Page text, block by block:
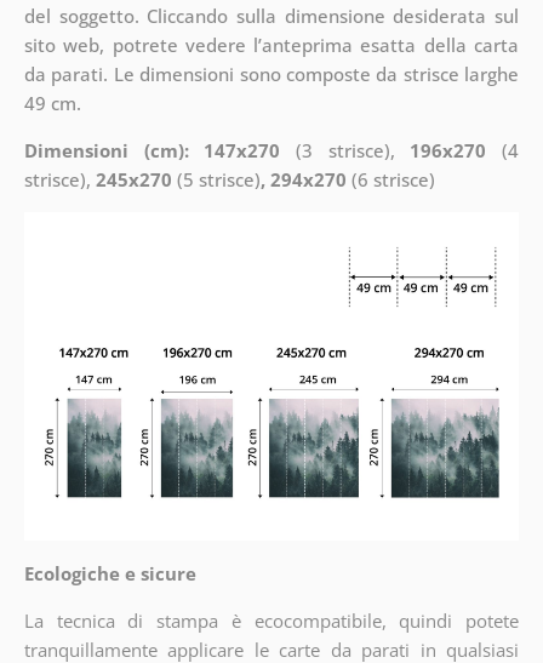
del soggetto. Cliccando sulla dimensione desiderata sul
sito web, potrete vedere l’anteprima esatta della carta
da parati. Le dimensioni sono composte da strisce larghe
49 cm.
Dimensioni (cm): 147x270 (3 strisce), 196x270 (4
strisce), 245x270 (5 strisce), 294x270 (6 strisce)
Ecologiche e sicure
La tecnica di stampa è ecocompatibile, quindi potete
tranquillamente applicare le carte da parati in qualsiasi